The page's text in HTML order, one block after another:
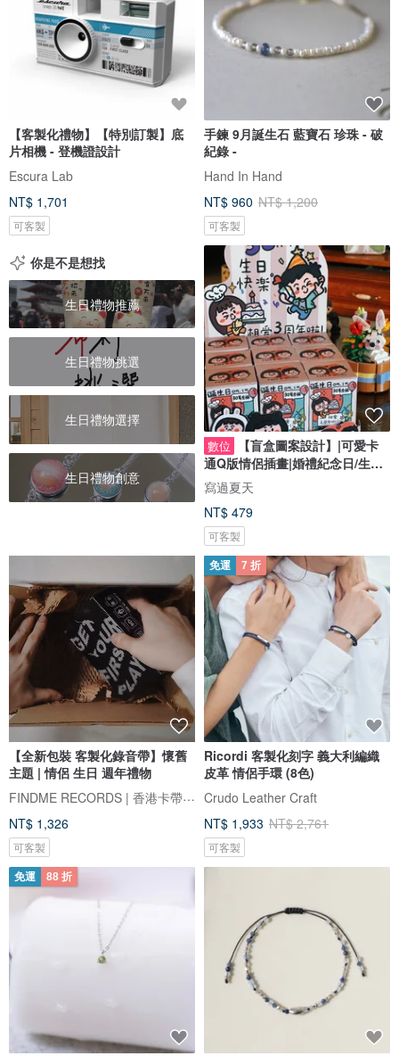
【客製化禮物】【特別訂製】底
片相機 - 登機證設計
Escura Lab
NT$ 1,701
可客製
手鍊 9月誕生石 藍寶石 珍珠 - 破
紀錄 -
Hand In Hand
NT$ 960 NT$ 1,200
可客製
你是不是想找
生日禮物推薦
生日禮物挑選
生日禮物選擇
生日禮物創意
數位
【盲盒圖案設計】|可愛卡
通Q版情侶插畫|婚禮紀念日/生日
禮物客製
寫過夏天
NT$ 479
可客製
【全新包裝 客製化錄音帶】懷舊
主題 | 情侶 生日 週年禮物
FINDME RECORDS | 香港卡帶唱片生活店
NT$ 1,326
可客製
免運 7 折
Ricordi 客製化刻字 義大利編織
皮革 情侶手環 (8色)
Crudo Leather Craft
NT$ 1,933 NT$ 2,761
可客製
免運 88 折